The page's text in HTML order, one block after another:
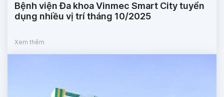
Bệnh viện Đa khoa Vinmec Smart City tuyển
dụng nhiều vị trí tháng 10/2025
Xem thêm